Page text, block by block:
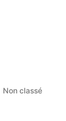
Publié
Non classé